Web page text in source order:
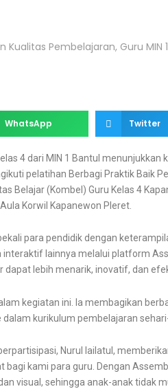
Kualitas Pembelajaran, Guru MIN
WhatsApp Twitter
4 dari MIN 1 Bantul
pelatihan Berbagi Praktik Baik
Belajar (Kombel) Guru Kelas 4
Korwil Kapanewon Pleret.
para pendidik dengan
lainnya melalui platform
dapat lebih menarik, inovatif, dan
kegiatan ini. Ia membagikan
kurikulum pembelajaran
Nurul lailatul,
bagi kami para guru. Dengan
visual, sehingga anak-anak tidak